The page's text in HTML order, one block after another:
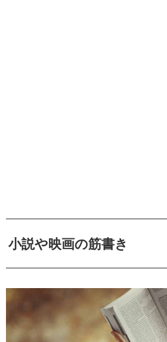
小説や映画の筋書き